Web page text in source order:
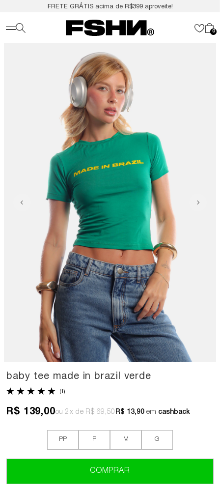
FRETE GRÁTIS acima de R$399 aproveite!
0
baby tee made in brazil verde
(1)
R$ 139,00 2x R$ 69,50 R$ 13,90em cashback
PP P M G
COMPRAR